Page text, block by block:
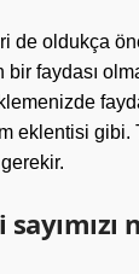
de oldukça
faydası
eklentisi gibi.